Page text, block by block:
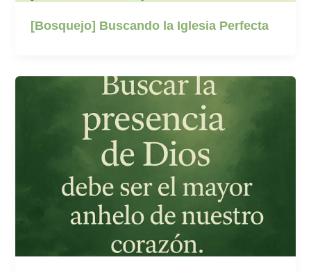
[Bosquejo] Buscando la Iglesia Perfecta